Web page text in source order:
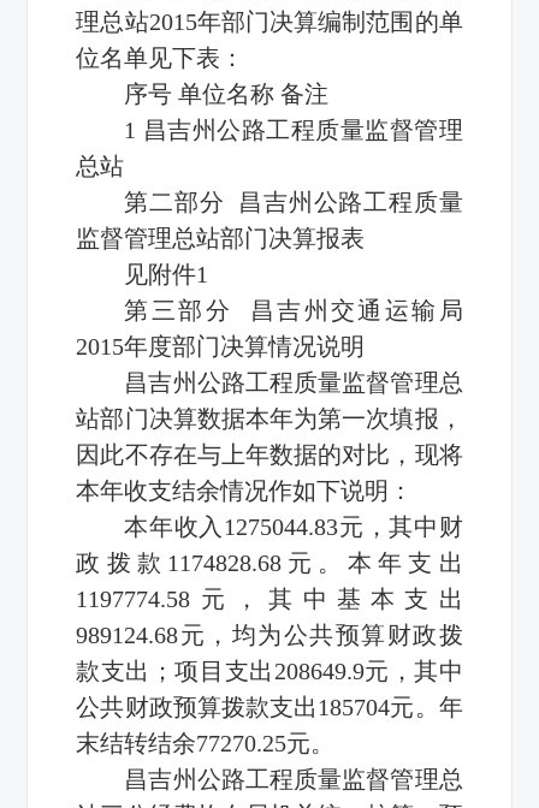
理总站2015年部门决算编制范围的单
位名单见下表：
序号 单位名称 备注
1 昌吉州公路工程质量监督管理
总站
第二部分 昌吉州公路工程质量
监督管理总站部门决算报表
见附件1
第三部分 昌吉州交通运输局
2015年度部门决算情况说明
昌吉州公路工程质量监督管理总
站部门决算数据本年为第一次填报，
因此不存在与上年数据的对比，现将
本年收支结余情况作如下说明：
本年收入1275044.83元，其中财
政拨款1174828.68元。本年支出
1197774.58元，其中基本支出
989124.68元，均为公共预算财政拨
款支出；项目支出208649.9元，其中
公共财政预算拨款支出185704元。年
末结转结余77270.25元。
昌吉州公路工程质量监督管理总